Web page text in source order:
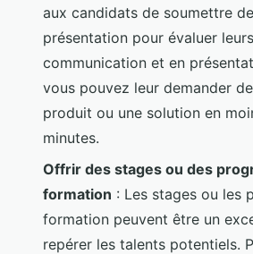
aux candidats de soumettre
présentation pour évaluer
communication et en
vous pouvez leur demander
produit ou une solution en
minutes.
Offrir des stages ou des
formation : Les stages ou les
formation peuvent être un
repérer les talents potentiels.